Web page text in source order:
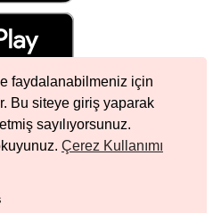
faydalanabilmeniz için
Bu siteye giriş yaparak
sayılıyorsunuz.
Çerez Kullanımı